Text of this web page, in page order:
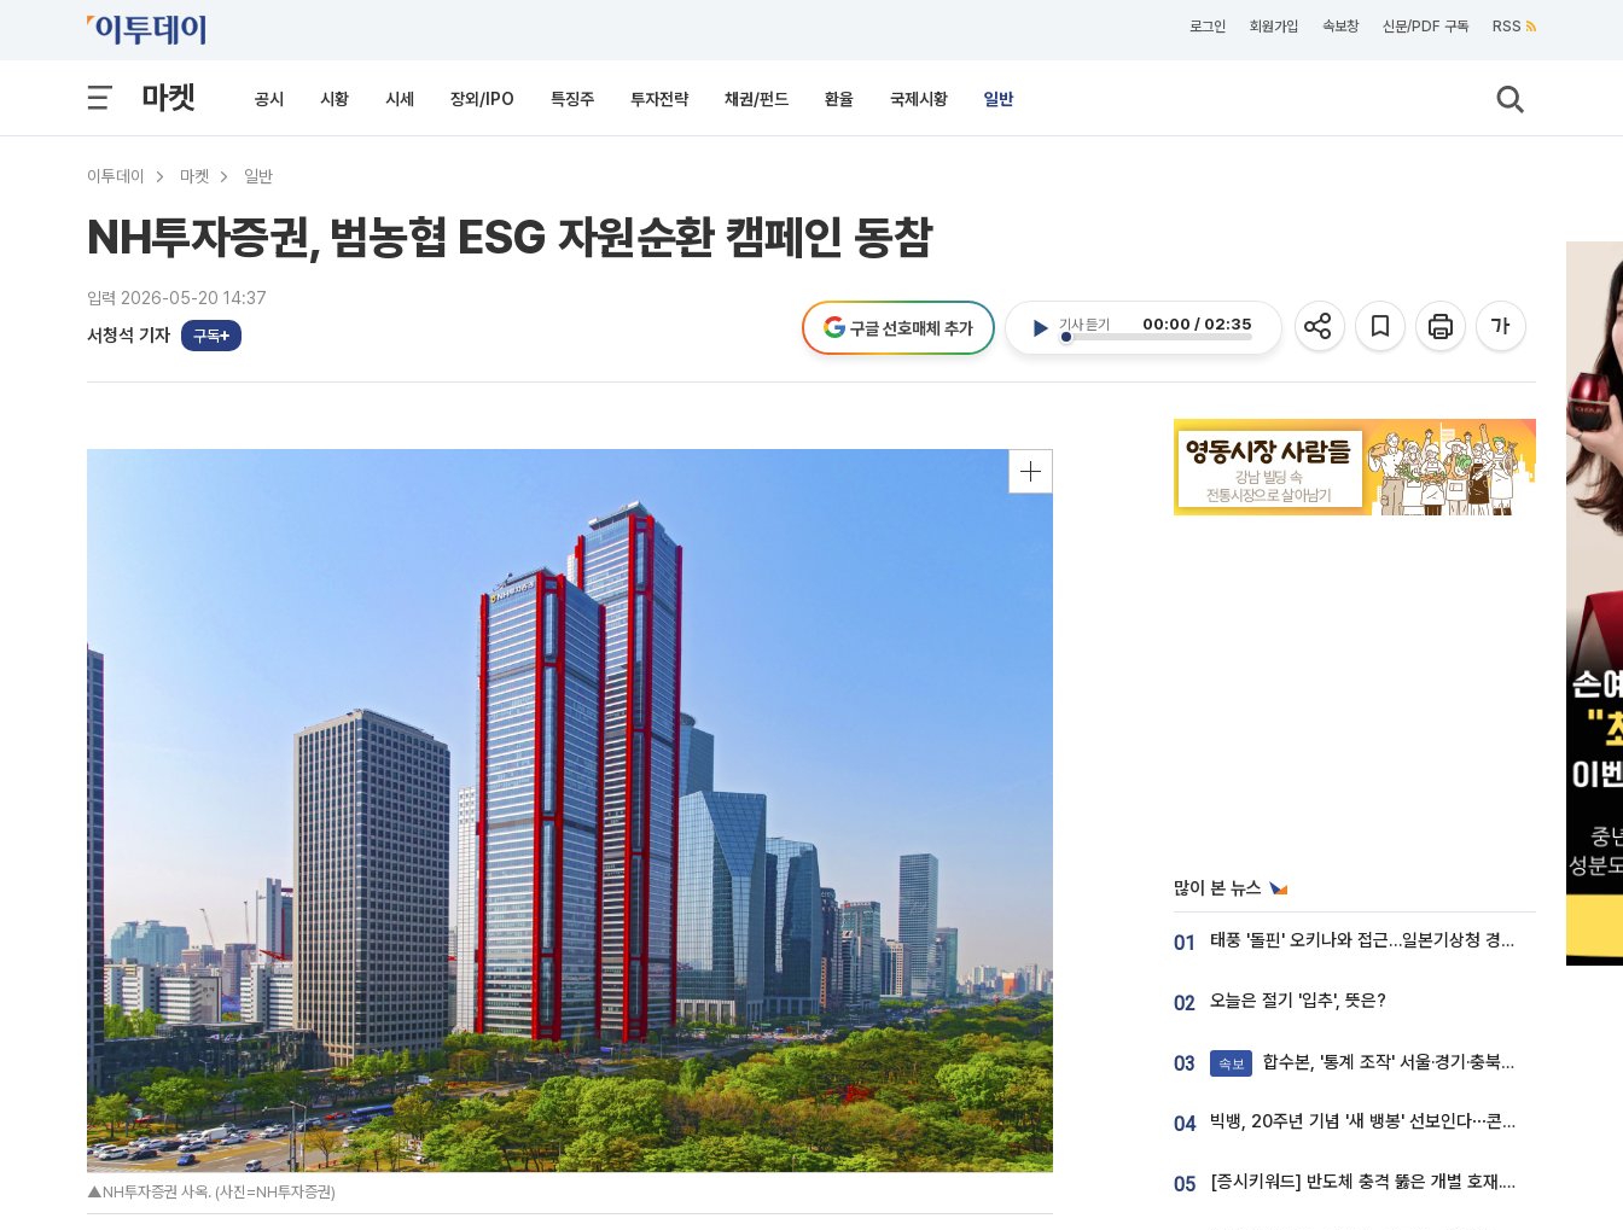
로그인 회원가입 속보창 신문/PDF 구독 RSS
마켓 공시 시황 시세 장외/IPO 특징주 투자전략 채권/펀드 환율 국제시황 일반
이투데이 마켓 일반
NH투자증권, 범농협 ESG 자원순환 캠페인 동참
입력 2026-05-20 14:37
서청석 기자 구독
기사 듣기 00:00 / 02:35
구글 선호매체 추가
▲NH투자증권 사옥. (사진=NH투자증권)
많이 본 뉴스
01 태풍 '돌핀' 오키나와 접근…일본기상청 경로 업데이트
02 오늘은 절기 '입추', 뜻은?
03 속보 합수본, '통계 조작' 서울·경기·충북 선관위 등 추가 압수수색
04 빅뱅, 20주년 기념 '새 뱅봉' 선보인다⋯콘서트 앞두고 팝업 개최
05 [증시키워드] 반도체 충격 뚫은 개별 호재...포스코퓨처엠·에코프로·한화솔루션 '눈길'